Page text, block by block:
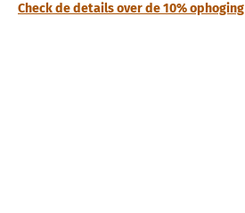
Check de details over de 10% ophoging